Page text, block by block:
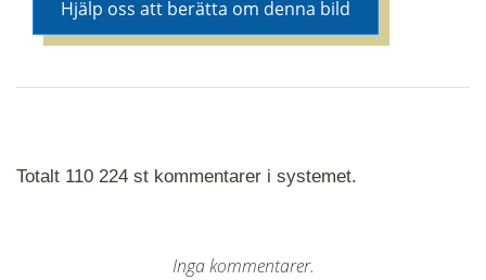
Hjälp oss att berätta om denna bild
Totalt 110 224 st kommentarer i systemet.
Inga kommentarer.